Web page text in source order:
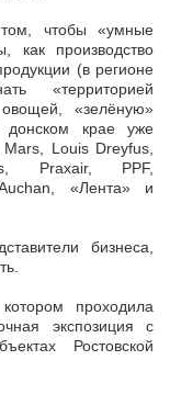
том, чтобы «умные
как производство
(в регионе
«территорией
«зелёную»
донском крае уже
Louis Dreyfus,
Praxair, PPF,
«Лента» и
бизнеса,
проходила
экспозиция с
Ростовской